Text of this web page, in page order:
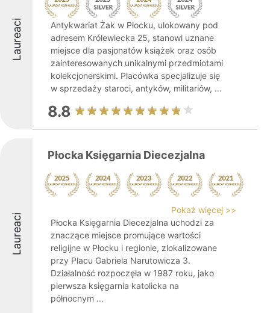
Laureaci
Antykwariat Żak w Płocku, ulokowany pod
adresem Królewiecka 25, stanowi uznane
miejsce dla pasjonatów książek oraz osób
zainteresowanych unikalnymi przedmiotami
kolekcjonerskimi. Placówka specjalizuje się
w sprzedaży staroci, antyków, militariów, ...
8.8
Laureaci
Płocka Księgarnia Diecezjalna
Pokaż więcej >>
Płocka Księgarnia Diecezjalna uchodzi za
znaczące miejsce promujące wartości
religijne w Płocku i regionie, zlokalizowane
przy Placu Gabriela Narutowicza 3.
Działalność rozpoczęła w 1987 roku, jako
pierwsza księgarnia katolicka na
północnym ...